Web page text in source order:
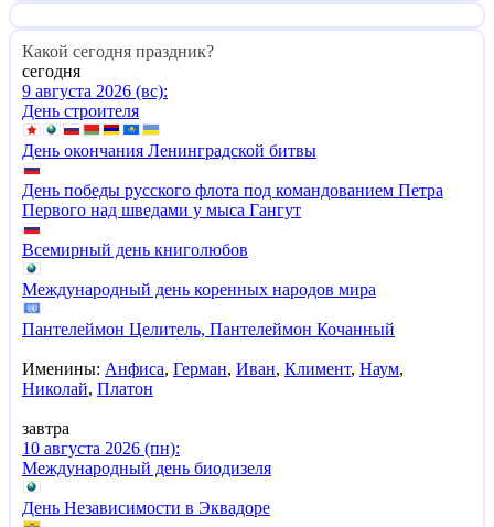
Какой сегодня праздник?
сегодня
9 августа 2026 (вс):
День строителя
День окончания Ленинградской битвы
День победы русского флота под командованием Петра
Первого над шведами у мыса Гангут
Всемирный день книголюбов
Международный день коренных народов мира
Пантелеймон Целитель, Пантелеймон Кочанный
Именины: Анфиса, Герман, Иван, Климент, Наум,
Николай, Платон
завтра
10 августа 2026 (пн):
Международный день биодизеля
День Независимости в Эквадоре